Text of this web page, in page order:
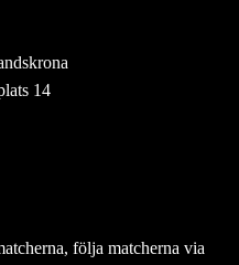
14
följa matcherna via